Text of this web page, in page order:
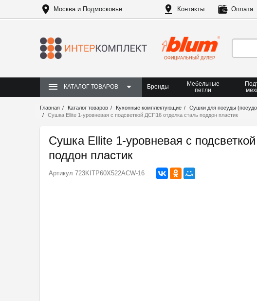
Москва и Подмосковье Контакты Оплата
ОФИЦИАЛЬНЫЙ ДИЛЕР
КАТАЛОГ ТОВАРОВ Бренды
Мебельные
петли
Главная Каталог товаров Кухонные комплектующие Сушки для посуды
Сушка Ellite 1-уровневая с подсветкой ДСП16 отделка сталь поддон пластик
Сушка Ellite 1-уровневая с
поддон пластик
Артикул 723KITP60X522ACW-16